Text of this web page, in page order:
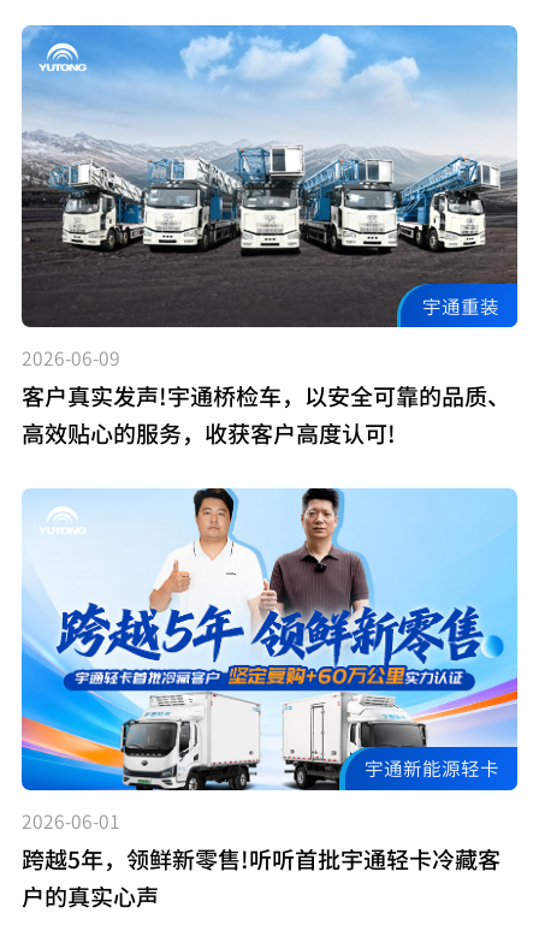
宇通重装
2026-06-09
客户真实发声!宇通桥检车，以安全可靠的品质、
高效贴心的服务，收获客户高度认可!
宇通新能源轻卡
2026-06-01
跨越5年，领鲜新零售!听听首批宇通轻卡冷藏客
户的真实心声